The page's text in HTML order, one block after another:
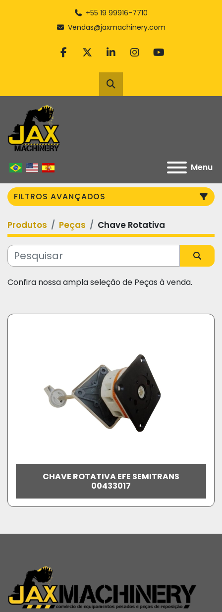
+55 19 99916-7710
Vendas@jaxmachinery.com
facebook
twitterlinkedininstagram
youtube
Pesquisar
Menu
FILTROS AVANÇADOS
Categoria
Fabricante
Produtos Peças Chave Rotativa
Confira nossa ampla seleção de Peças à venda.
CHAVE ROTATIVA EFE SEMITRANS
00433017